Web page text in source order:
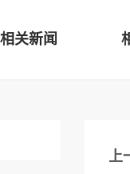
相关新闻
上